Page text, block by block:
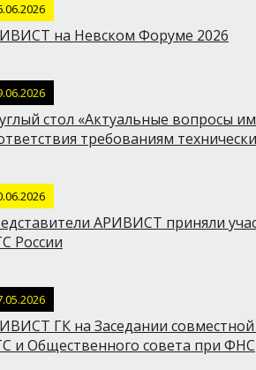
на Невском Форуме 2026
стол «Актуальные вопросы
требованиям
АРИВИСТ приняли
России
ГК на Заседании
и Общественного совета при ФНС